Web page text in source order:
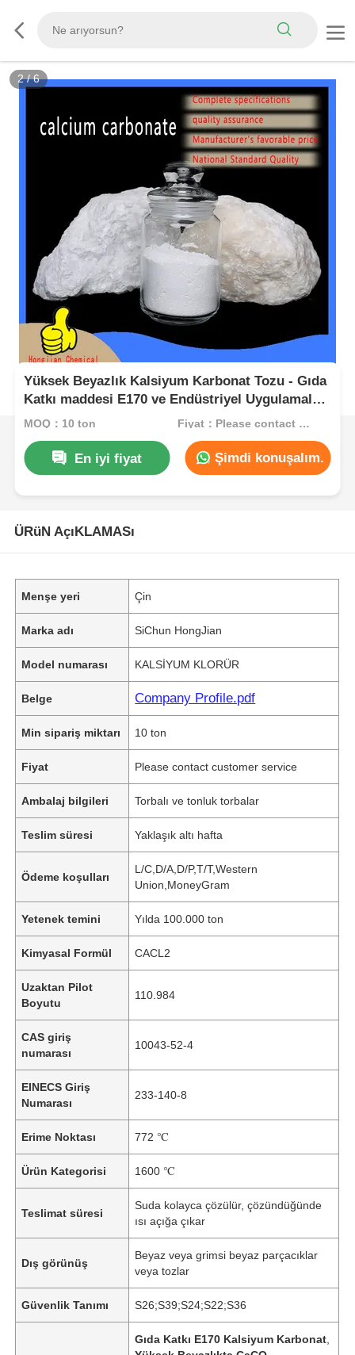
2/6
Yüksek Beyazlık Kalsiyum Karbonat Tozu - Gıda
Katkı maddesi E170 ve Endüstriyel Uygulamalar
İçin Plastik Doldurucu
MOQ：10 ton Fiyat：Please contact customer service
En iyi fiyat Şimdi konuşalım.
ÜRüN AçıKLAMASı
Menşe yeri Çin
Marka adı SiChun HongJian
Model numarası KALSİYUM KLORÜR
Belge Company Profile.pdf
Min sipariş miktarı 10 ton
Fiyat Please contact customer service
Ambalaj bilgileri Torbalı ve tonluk torbalar
Teslim süresi Yaklaşık altı hafta
Ödeme koşulları
L/C,D/A,D/P,T/T,Western
Union,MoneyGram
Yetenek temini Yılda 100.000 ton
Kimyasal Formül CACL2
Uzaktan Pilot
Boyutu
110.984
CAS giriş
numarası
10043-52-4
EINECS Giriş
Numarası
233-140-8
Erime Noktası 772 ℃
Ürün Kategorisi 1600 ℃
Teslimat süresi
Suda kolayca çözülür, çözündüğünde
ısı açığa çıkar
Dış görünüş
Beyaz veya grimsi beyaz parçacıklar
veya tozlar
Güvenlik Tanımı S26;S39;S24;S22;S36
Gıda Katkı E170 Kalsiyum Karbonat